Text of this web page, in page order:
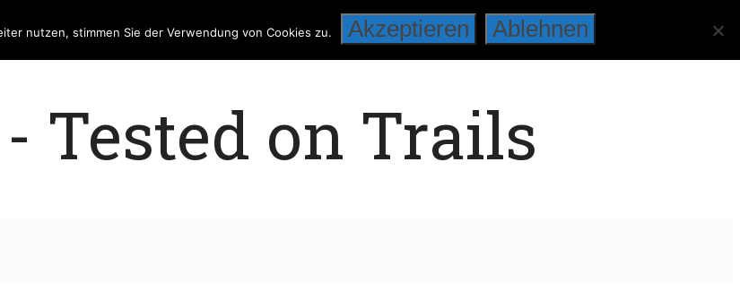
Tested on Trails
nutzen, stimmen Sie der Verwendung von Cookies zu. Akzeptieren Ablehnen